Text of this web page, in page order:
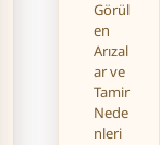
Görül
en
Arızal
ar ve
Tamir
Nede
nleri